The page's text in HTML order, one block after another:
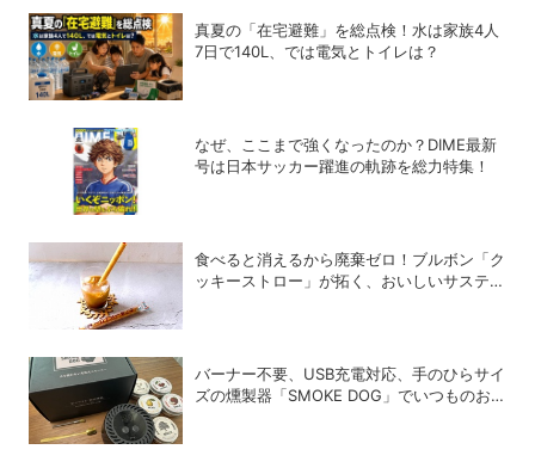
真夏の「在宅避難」を総点検！水は家族4人
7日で140L、では電気とトイレは？
なぜ、ここまで強くなったのか？DIME最新
号は日本サッカー躍進の軌跡を総力特集！
食べると消えるから廃棄ゼロ！ブルボン「ク
ッキーストロー」が拓く、おいしいサステナ
バーナー不要、USB充電対応、手のひらサイ
ズの燻製器「SMOKE DOG」でいつものお